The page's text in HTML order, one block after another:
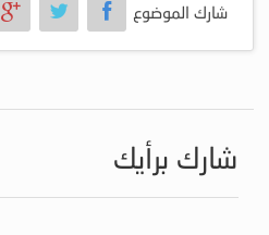
شارك الموضوع
شارك برأيك